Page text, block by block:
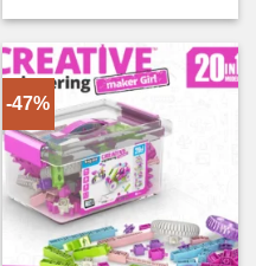
9,99€.7,50€.
-47%